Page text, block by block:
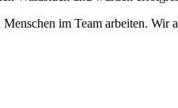
im Team arbeiten.